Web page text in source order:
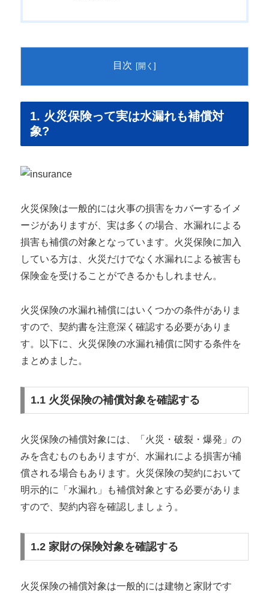
目次
1. 火災保険って実は水漏れも補償対
象?
火災保険は一般的には火事の損害をカバーするイメ
ージがありますが、実は多くの場合、水漏れによる
損害も補償の対象となっています。火災保険に加入
している方は、火災だけでなく水漏れによる被害も
保険金を受けることができるかもしれません。
火災保険の水漏れ補償にはいくつかの条件がありま
すので、契約書を注意深く確認する必要がありま
す。以下に、火災保険の水漏れ補償に関する条件を
まとめました。
1.1 火災保険の補償対象を確認する
火災保険の補償対象には、「火災・破裂・爆発」の
みを含むものもありますが、水漏れによる損害が補
償される場合もあります。火災保険の契約において
明示的に「水漏れ」も補償対象とする必要がありま
すので、契約内容を確認しましょう。
1.2 家財の保険対象を確認する
火災保険の補償対象は一般的には建物と家財です